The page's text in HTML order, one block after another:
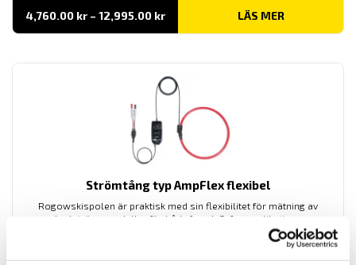
4,760.00 kr – 12,995.00 krPrisintervall:
till
LÄS MER
Strömtång typ AmpFlex flexibel
Rogowskispolen är praktisk med sin flexibilitet för mätning av
växelström, modeller för både 1- och 3-fas applikationer.
Anslutning med 4 mm banan eller BNC kontakt. Andra
specialvarianter med bland annat 4-20 mA utgång finns på